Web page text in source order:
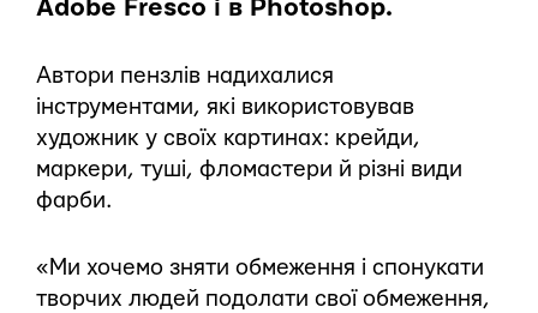
Adobe Fresco і в Photoshop.
Автори пензлів надихалися
інструментами, які використовував
художник у своїх картинах: крейди,
маркери, туші, фломастери й різні види
фарби.
«Ми хочемо зняти обмеження і спонукати
творчих людей подолати свої обмеження,